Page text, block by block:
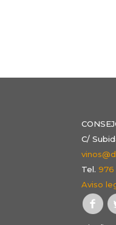
C/
Tel.976
Aviso